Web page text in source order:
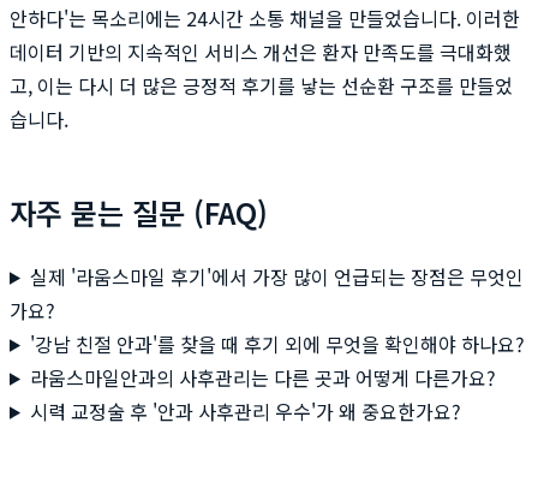
안하다'는 목소리에는 24시간 소통 채널을 만들었습니다. 이러한
데이터 기반의 지속적인 서비스 개선은 환자 만족도를 극대화했
고, 이는 다시 더 많은 긍정적 후기를 낳는 선순환 구조를 만들었
습니다.
자주 묻는 질문 (FAQ)
실제 '라움스마일 후기'에서 가장 많이 언급되는 장점은 무엇인
가요?
'강남 친절 안과'를 찾을 때 후기 외에 무엇을 확인해야 하나요?
라움스마일안과의 사후관리는 다른 곳과 어떻게 다른가요?
시력 교정술 후 '안과 사후관리 우수'가 왜 중요한가요?